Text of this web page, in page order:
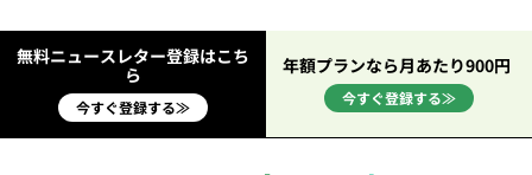
無料ニュースレター登録はこち
ら
今すぐ登録する≫
年額プランなら月あたり900円
今すぐ登録する≫